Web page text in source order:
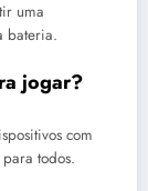
uma
bateria.
jogar?
com
todos.